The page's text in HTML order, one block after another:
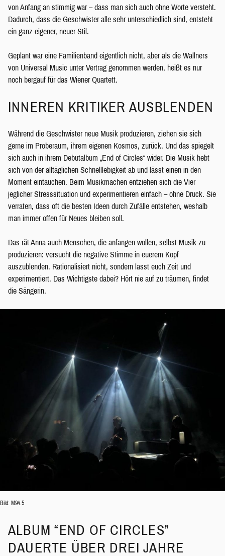
von Anfang an stimmig war – dass man sich auch ohne Worte versteht.
Dadurch, dass die Geschwister alle sehr unterschiedlich sind, entsteht
ein ganz eigener, neuer Stil.
Geplant war eine Familienband eigentlich nicht, aber als die Wallners
von Universal Music unter Vertrag genommen werden, heißt es nur
noch bergauf für das Wiener Quartett.
INNEREN KRITIKER AUSBLENDEN
Während die Geschwister neue Musik produzieren, ziehen sie sich
gerne im Proberaum, ihrem eigenen Kosmos, zurück. Und das spiegelt
sich auch in ihrem Debutalbum „End of Circles“ wider. Die Musik hebt
sich von der alltäglichen Schnelllebigkeit ab und lässt einen in den
Moment eintauchen. Beim Musikmachen entziehen sich die Vier
jeglicher Stresssituation und experimentieren einfach – ohne Druck. Sie
verraten, dass oft die besten Ideen durch Zufälle entstehen, weshalb
man immer offen für Neues bleiben soll.
Das rät Anna auch Menschen, die anfangen wollen, selbst Musik zu
produzieren: versucht die negative Stimme in euerem Kopf
auszublenden. Rationalisiert nicht, sondern lasst euch Zeit und
experimentiert. Das Wichtigste dabei? Hört nie auf zu träumen, findet
die Sängerin.
Bild: M94.5
ALBUM “END OF CIRCLES”
DAUERTE ÜBER DREI JAHRE